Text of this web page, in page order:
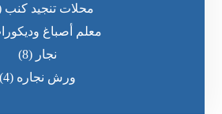
محلات تنجيد كنب
معلم أصباغ
نجار (8)
ورش نجاره (4)